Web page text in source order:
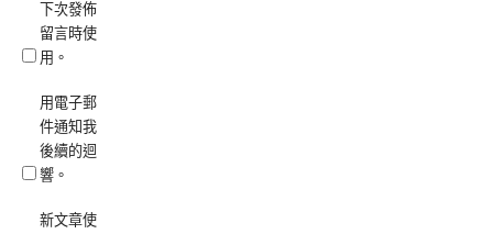
下次發佈
留言時使
用。
用電子郵
件通知我
後續的迴
響。
新文章使